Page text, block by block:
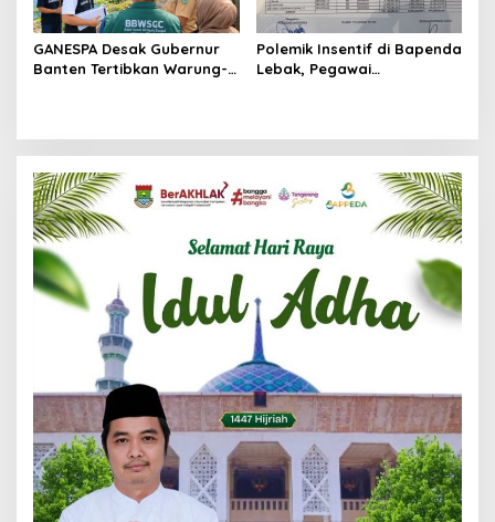
GANESPA Desak Gubernur
Banten Tertibkan Warung-
Polemik Insentif di Bapenda
Lebak, Pegawai